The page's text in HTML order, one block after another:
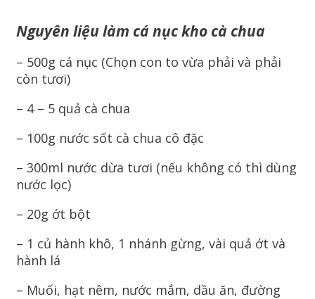
Nguyên liệu làm cá nục kho cà chua
– 500g cá nục (Chọn con to vừa phải và phải
còn tươi)
– 4 – 5 quả cà chua
– 100g nước sốt cà chua cô đặc
– 300ml nước dừa tươi (nếu không có thì dùng
nước lọc)
– 20g ớt bột
– 1 củ hành khô, 1 nhánh gừng, vài quả ớt và
hành lá
– Muối, hạt nêm, nước mắm, dầu ăn, đường